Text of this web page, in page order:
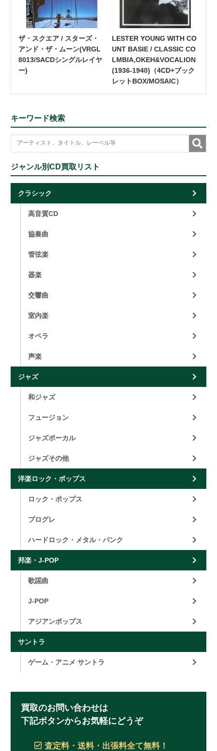
ザ・スクエア / スターズ・
アンド・ザ・ムーン(VRGL
8013/SACDシングルレイヤ
ー)
LESTER YOUNG WITH CO
UNT BASIE / CLASSIC CO
LMBIA,OKEH&VOCALION
(1936-1940)（4CD+ブック
レットBOX/MOSAIC）
キーワード検索
ジャンル別CD買取リスト
クラシック
高音質CD
協奏曲
管弦楽
器楽
交響曲
室内楽
オペラ
声楽
ジャズ
和ジャズ
フュージョン
ジャズボーカル
ジャズその他
洋楽ロック・ポップス
ロック・ポップス
プログレ
ハードロック・メタル・パンク
邦楽・J-POP
歌謡曲
J-POP
アジアンポップス
サントラ
ゲーム・アニメ サントラ
買取のお問い合わせは
下記ボタンからお気軽にどうぞ
査定料・送料・出張料全て無料！